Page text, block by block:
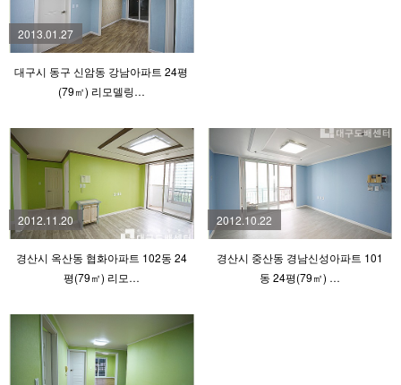
2013.01.27
대구시 동구 신암동 강남아파트 24평
(79㎡) 리모델링…
2012.11.20
경산시 옥산동 협화아파트 102동 24
평(79㎡) 리모…
2012.10.22
경산시 중산동 경남신성아파트 101
동 24평(79㎡) …